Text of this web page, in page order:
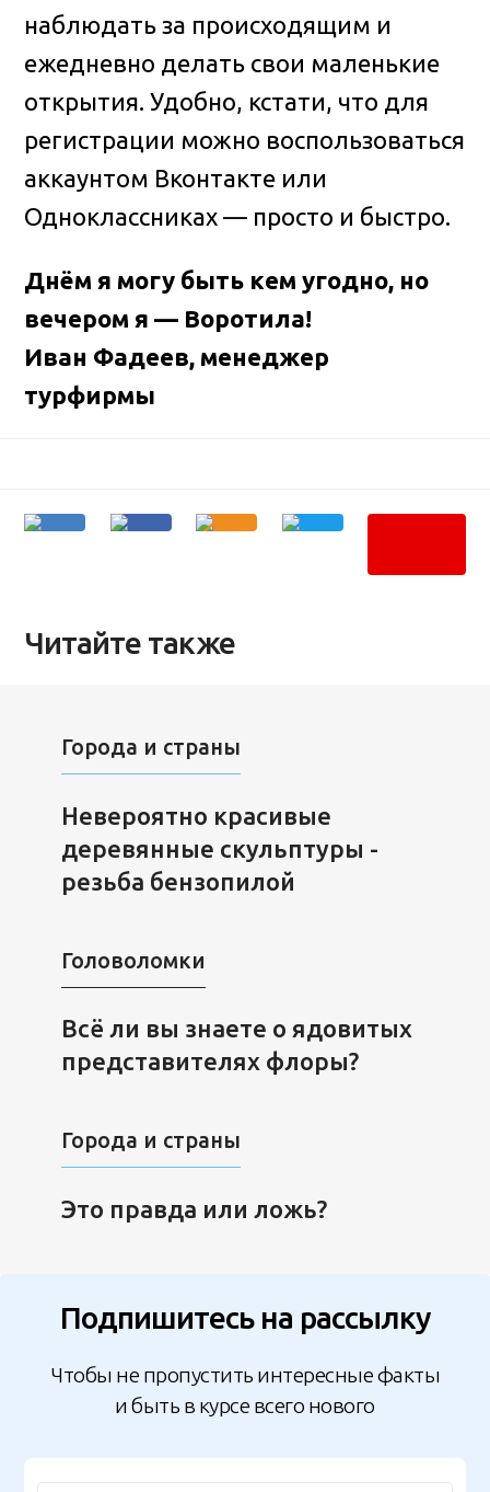
наблюдать за происходящим и
ежедневно делать свои маленькие
открытия. Удобно, кстати, что для
регистрации можно воспользоваться
аккаунтом Вконтакте или
Одноклассниках — просто и быстро.
Днём я могу быть кем угодно, но
вечером я — Воротила!
Иван Фадеев, менеджер
турфирмы
Читайте также
Города и страны
Невероятно красивые
деревянные скульптуры -
резьба бензопилой
Головоломки
Всё ли вы знаете о ядовитых
представителях флоры?
Города и страны
Это правда или ложь?
Подпишитесь на рассылку
Чтобы не пропустить интересные факты
и быть в курсе всего нового